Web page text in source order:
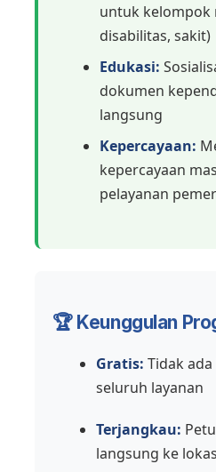
untuk kelompok
disabilitas, sakit)
Edukasi:
dokumen
langsung
Kepercayaan:
kepercayaan
pelayanan
🏆 Keunggulan
Gratis: Tidak
seluruh layanan
Terjangkau:
langsung ke